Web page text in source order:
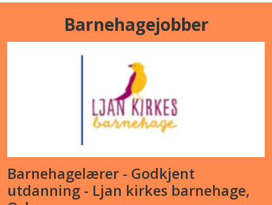
Barnehagejobber
Barnehagelærer - Godkjent
utdanning - Ljan kirkes barnehage,